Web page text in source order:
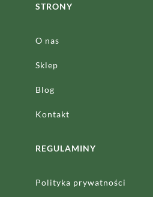
STRONY
O nas
Sklep
Blog
Kontakt
REGULAMINY
Polityka prywatności